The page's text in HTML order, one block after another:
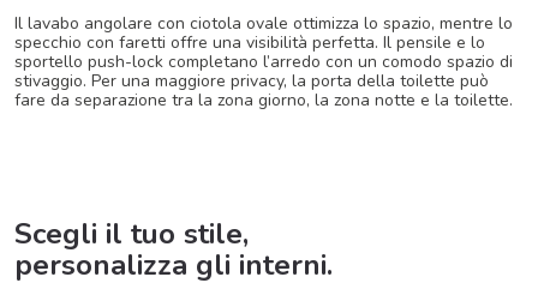
Il lavabo angolare con ciotola ovale ottimizza lo spazio, mentre lo
specchio con faretti offre una visibilità perfetta. Il pensile e lo
sportello push-lock completano l’arredo con un comodo spazio di
stivaggio. Per una maggiore privacy, la porta della toilette può
fare da separazione tra la zona giorno, la zona notte e la toilette.
Scegli il tuo stile,
personalizza gli interni.